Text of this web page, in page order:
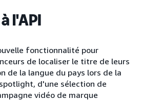
l'API
fonctionnalité pour
de localiser le titre de leurs
de la langue du pays lors de la
d'une sélection de
vidéo de marque